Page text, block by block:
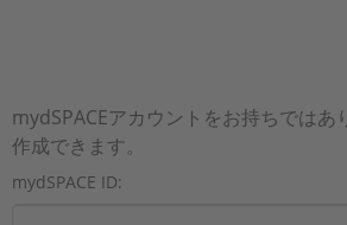
mydSPACEアカウントをお持ちではあ
作成できます。
mydSPACE ID: